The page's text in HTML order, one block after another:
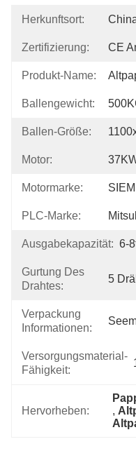
Herkunftsort:
Zertifizierung: CE
Produkt-Name:
Ballengewicht:
Ballen-Größe:
Motor:
Motormarke:
PLC-Marke:
Ausgabekapazität: 6-
Gurtung Des
Drahtes:
5
Verpackung
Informationen:
Versorgungsmaterial-
Fähigkeit:
Hervorheben:
,